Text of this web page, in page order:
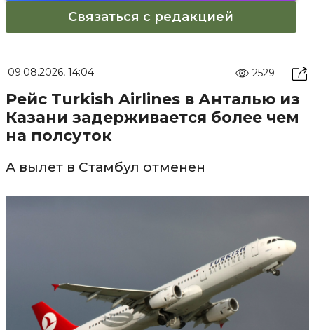
Связаться с редакцией
09.08.2026, 14:04 2529
Рейс Turkish Airlines в Анталью из
Казани задерживается более чем
на полсуток
А вылет в Стамбул отменен